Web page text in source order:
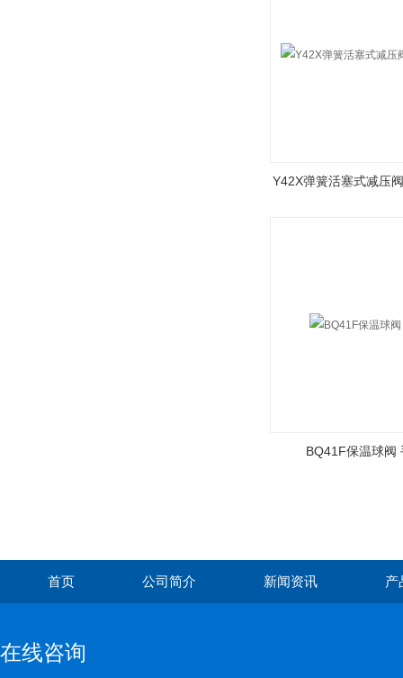
Y42X弹簧活塞式减压
BQ41F保温球阀
首页 公司简介 新闻资讯 产
在线咨询